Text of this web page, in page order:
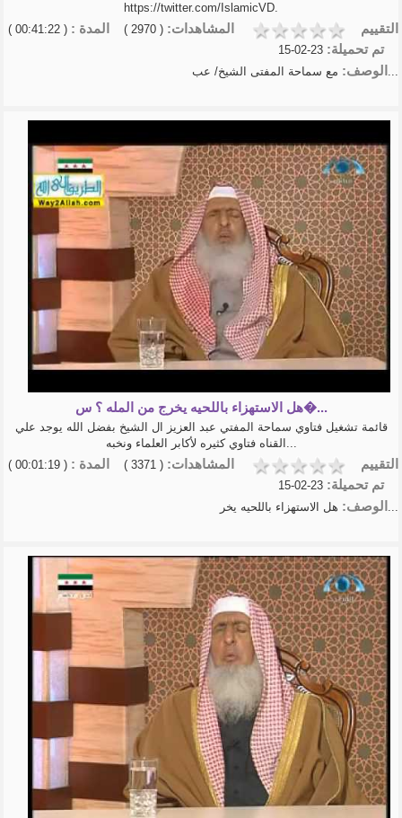
https://twitter.com/IslamicVD.
التقييم المشاهدات: ( 2970 ) المدة : ( 00:41:22 )
تم تحميلة: 23-02-15
الوصف: مع سماحة المفتى الشيخ/ عب...
هل الاستهزاء باللحيه يخرج من المله ؟ س�...
قائمة تشغيل فتاوي سماحة المفتي عبد العزيز ال الشيخ بفضل الله يوجد علي
القناه فتاوي كثيره لأكابر العلماء ونخبه...
التقييم المشاهدات: ( 3371 ) المدة : ( 00:01:19 )
تم تحميلة: 23-02-15
الوصف: هل الاستهزاء باللحيه يخر...